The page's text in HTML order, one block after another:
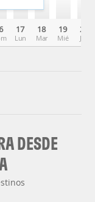
17
Lun
18
Mar
19
Mié
20
Jue
DESDE